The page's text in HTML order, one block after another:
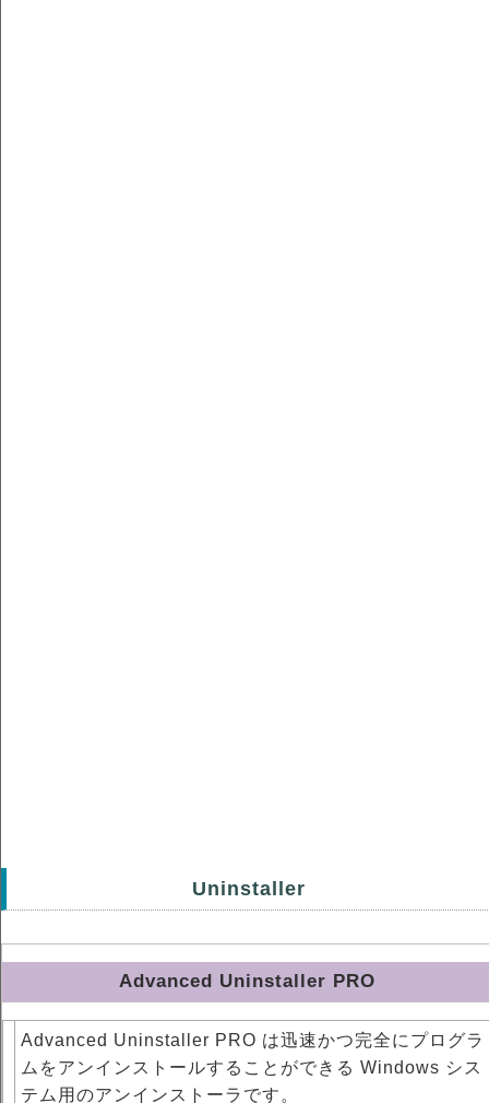
Uninstaller
Advanced Uninstaller PRO
Advanced Uninstaller PRO は迅速かつ完全にプログラ
ムをアンインストールすることができる Windows シス
テム用のアンインストーラです。